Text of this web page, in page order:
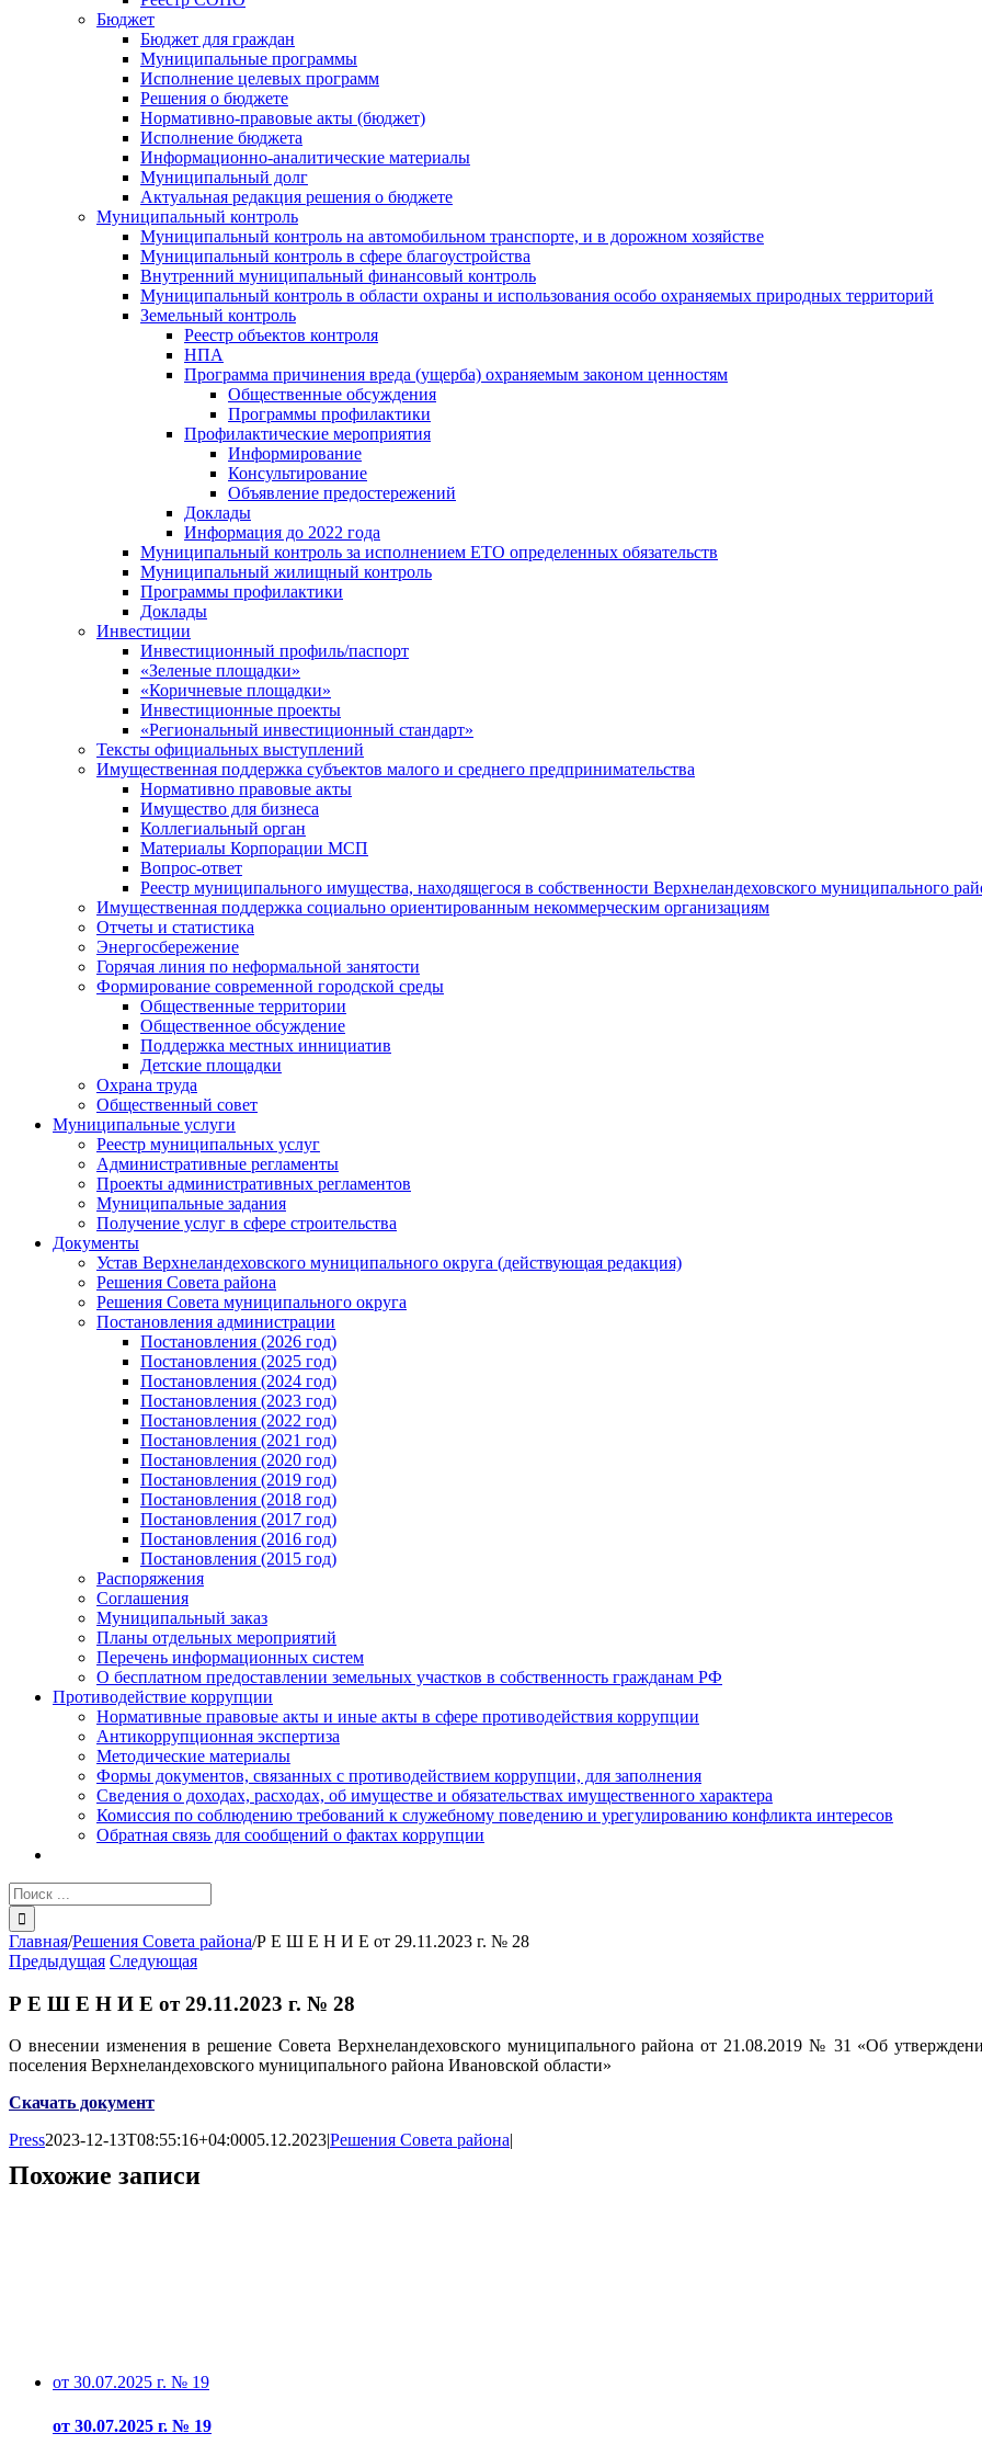
Бюджет
Бюджет для граждан
Муниципальные программы
Исполнение целевых программ
Решения о бюджете
Нормативно-правовые акты (бюджет)
Исполнение бюджета
Информационно-аналитические материалы
Муниципальный долг
Актуальная редакция решения о бюджете
Муниципальный контроль
Муниципальный контроль на автомобильном транспорте, и в дорожном хозяйстве
Муниципальный контроль в сфере благоустройства
Внутренний муниципальный финансовый контроль
Муниципальный контроль в области охраны и использования особо охраняемых природных территорий
Земельный контроль
Реестр объектов контроля
НПА
Программа причинения вреда (ущерба) охраняемым законом ценностям
Общественные обсуждения
Программы профилактики
Профилактические мероприятия
Информирование
Консультирование
Объявление предостережений
Доклады
Информация до 2022 года
Муниципальный контроль за исполнением ЕТО определенных обязательств
Муниципальный жилищный контроль
Программы профилактики
Доклады
Инвестиции
Инвестиционный профиль/паспорт
«Зеленые площадки»
«Коричневые площадки»
Инвестиционные проекты
«Региональный инвестиционный стандарт»
Тексты официальных выступлений
Имущественная поддержка субъектов малого и среднего предпринимательства
Нормативно правовые акты
Имущество для бизнеса
Коллегиальный орган
Материалы Корпорации МСП
Вопрос-ответ
Реестр муниципального имущества, находящегося в собственности Верхнеландеховского муниципального
Имущественная поддержка социально ориентированным некоммерческим организациям
Отчеты и статистика
Энергосбережение
Горячая линия по неформальной занятости
Формирование современной городской среды
Общественные территории
Общественное обсуждение
Поддержка местных иннициатив
Детские площадки
Охрана труда
Общественный совет
Муниципальные услуги
Реестр муниципальных услуг
Административные регламенты
Проекты административных регламентов
Муниципальные задания
Получение услуг в сфере строительства
Документы
Устав Верхнеландеховского муниципального округа (действующая редакция)
Решения Совета района
Решения Совета муниципального округа
Постановления администрации
Постановления (2026 год)
Постановления (2025 год)
Постановления (2024 год)
Постановления (2023 год)
Постановления (2022 год)
Постановления (2021 год)
Постановления (2020 год)
Постановления (2019 год)
Постановления (2018 год)
Постановления (2017 год)
Постановления (2016 год)
Постановления (2015 год)
Распоряжения
Соглашения
Муниципальный заказ
Планы отдельных мероприятий
Перечень информационных систем
О бесплатном предоставлении земельных участков в собственность гражданам РФ
Противодействие коррупции
Нормативные правовые акты и иные акты в сфере противодействия коррупции
Антикоррупционная экспертиза
Методические материалы
Формы документов, связанных с противодействием коррупции, для заполнения
Сведения о доходах, расходах, об имуществе и обязательствах имущественного характера
Комиссия по соблюдению требований к служебному поведению и урегулированию конфликта интересов
Обратная связь для сообщений о фактах коррупции
Результат
поиска:
Главная/Решения Совета района/Р Е Ш Е Н И Е от 29.11.2023 г. № 28
Предыдущая Следующая
Р Е Ш Е Н И Е от 29.11.2023 г. № 28
О внесении изменения в решение Совета Верхнеландеховского муниципального района от 21.08.2019 № 31 «Об
поселения Верхнеландеховского муниципального района Ивановской области»
Скачать документ
Press2023-12-13T08:55:16+04:0005.12.2023|Решения Совета района|
Похожие записи
от 30.07.2025 г. № 19
от 30.07.2025 г. № 19